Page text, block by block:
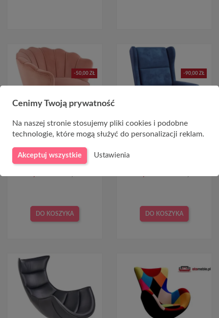
-50,00 ZŁ
Fotel muszelka różowy
AMORINITO
DO KOSZYKA
-90,00 ZŁ
DO KOSZYKA
Cenimy Twoją prywatność
Na naszej stronie stosujemy pliki cookies i podobne
technologie, które mogą służyć do personalizacji reklam.
Akceptuj wszystkie Ustawienia